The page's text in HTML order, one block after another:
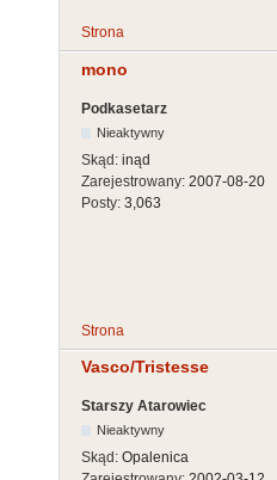
Strona
mono
Podkasetarz
Nieaktywny
Skąd: inąd
Zarejestrowany: 2007-08-20
Posty: 3,063
Strona
Vasco/Tristesse
Starszy Atarowiec
Nieaktywny
Skąd: Opalenica